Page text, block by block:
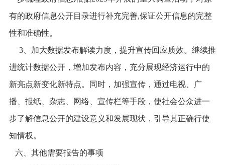
有的政府信息公开目录进行补充完善,保证公开信息的完整
性和准确性。
3、加大数据发布解读力度，提升宣传回应质效。继续推
进统计数据公开，增加发布内容，充分展现经济运行中的
新亮点新变化新特点。
同时， 加强宣传，通过电视、广
播、报纸、杂志、网络、宣传栏等手段，使社会公众进一
步了解信息公开的建设意义和发展现状，引导其正确行使
知情权。
六、其他需要报告的事项